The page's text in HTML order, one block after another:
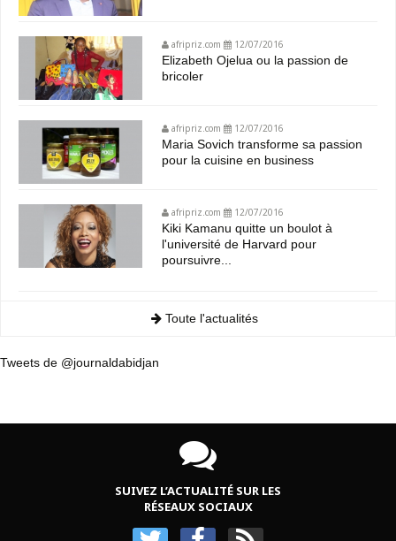
afripriz.com 12/07/2016
Elizabeth Ojelua ou la passion de
bricoler
afripriz.com 12/07/2016
Maria Sovich transforme sa passion
pour la cuisine en business
afripriz.com 12/07/2016
Kiki Kamanu quitte un boulot à
l'université de Harvard pour
poursuivre...
Toute l'actualités
Tweets de @journaldabidjan
SUIVEZ L’ACTUALITÉ SUR LES
RÉSEAUX SOCIAUX